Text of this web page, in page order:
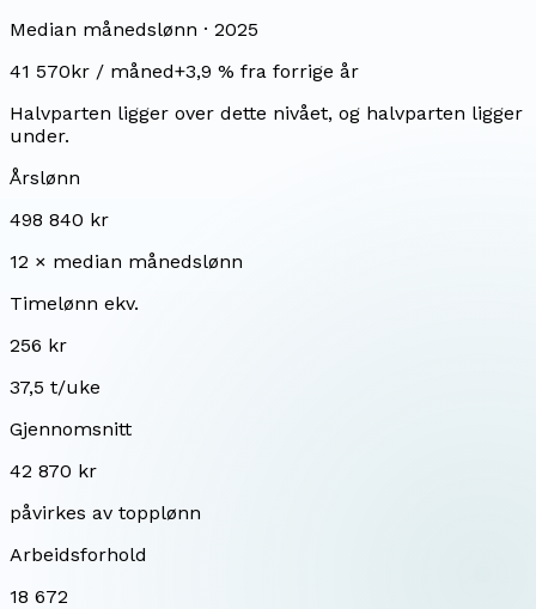
Median månedslønn · 2025
41 570kr / måned+3,9 % fra forrige år
Halvparten ligger over dette nivået, og halvparten ligger
under.
Årslønn
498 840 kr
12 × median månedslønn
Timelønn ekv.
256 kr
37,5 t/uke
Gjennomsnitt
42 870 kr
påvirkes av topplønn
Arbeidsforhold
18 672